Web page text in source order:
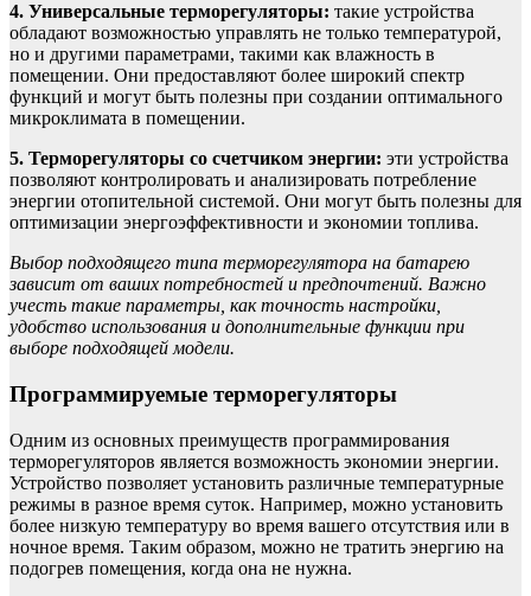
4. Универсальные терморегуляторы: такие устройства
обладают возможностью управлять не только температурой,
но и другими параметрами, такими как влажность в
помещении. Они предоставляют более широкий спектр
функций и могут быть полезны при создании оптимального
микроклимата в помещении.
5. Терморегуляторы со счетчиком энергии: эти устройства
позволяют контролировать и анализировать потребление
энергии отопительной системой. Они могут быть полезны для
оптимизации энергоэффективности и экономии топлива.
Выбор подходящего типа терморегулятора на батарею
зависит от ваших потребностей и предпочтений. Важно
учесть такие параметры, как точность настройки,
удобство использования и дополнительные функции при
выборе подходящей модели.
Программируемые терморегуляторы
Одним из основных преимуществ программирования
терморегуляторов является возможность экономии энергии.
Устройство позволяет установить различные температурные
режимы в разное время суток. Например, можно установить
более низкую температуру во время вашего отсутствия или в
ночное время. Таким образом, можно не тратить энергию на
подогрев помещения, когда она не нужна.